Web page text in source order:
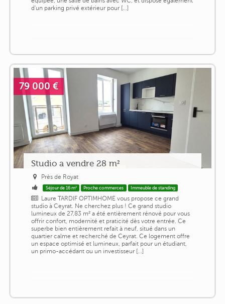
d'un parking privé extérieur pour [...]
79 000 €
Studio a vendre 28 m²
Près de Royat
Séjour de 16 m² Proche commerces Immeuble de standing
Laure TARDIF OPTIMHOME vous propose ce grand
studio à Ceyrat. Ne cherchez plus ! Ce grand studio
lumineux de 27,83 m² a été entièrement rénové pour vous
offrir confort, modernité et praticité dès votre entrée. Ce
superbe bien entièrement refait à neuf, situé dans un
quartier calme et recherché de Ceyrat. Ce logement offre
un espace optimisé et lumineux, parfait pour un étudiant,
un primo-accédant ou un investisseur [...]